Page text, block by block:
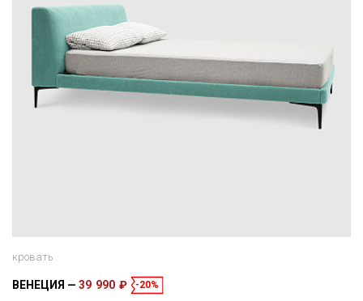
кровать
ВЕНЕЦИЯ 39 990 ₽ -20%